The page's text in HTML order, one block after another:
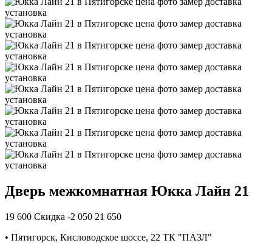
Дверь межкомнатная Юкка Лайн 21
19 600 Скидка -2 050 21 650
• Пятигорск, Кисловодское шоссе, 22 ТК "ПАЗЛ"